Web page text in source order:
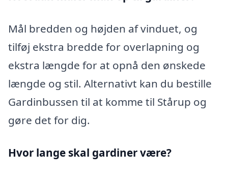
Mål bredden og højden af vinduet, og
tilføj ekstra bredde for overlapning og
ekstra længde for at opnå den ønskede
længde og stil. Alternativt kan du bestille
Gardinbussen til at komme til Stårup og
gøre det for dig.
Hvor lange skal gardiner være?